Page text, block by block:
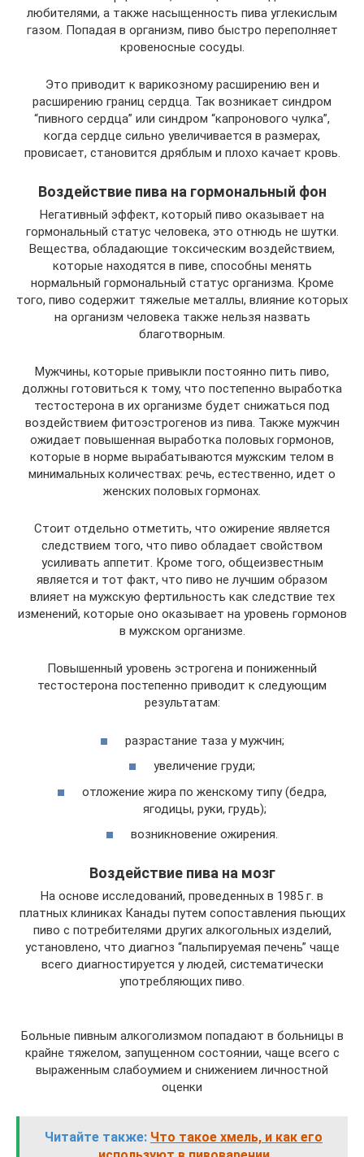
любителями, а также насыщенность пива углекислым
газом. Попадая в организм, пиво быстро переполняет
кровеносные сосуды.
Это приводит к варикозному расширению вен и
расширению границ сердца. Так возникает синдром
“пивного сердца” или синдром “капронового чулка”,
когда сердце сильно увеличивается в размерах,
провисает, становится дряблым и плохо качает кровь.
Воздействие пива на гормональный фон
Негативный эффект, который пиво оказывает на
гормональный статус человека, это отнюдь не шутки.
Вещества, обладающие токсическим воздействием,
которые находятся в пиве, способны менять
нормальный гормональный статус организма. Кроме
того, пиво содержит тяжелые металлы, влияние которых
на организм человека также нельзя назвать
благотворным.
Мужчины, которые привыкли постоянно пить пиво,
должны готовиться к тому, что постепенно выработка
тестостерона в их организме будет снижаться под
воздействием фитоэстрогенов из пива. Также мужчин
ожидает повышенная выработка половых гормонов,
которые в норме вырабатываются мужским телом в
минимальных количествах: речь, естественно, идет о
женских половых гормонах.
Стоит отдельно отметить, что ожирение является
следствием того, что пиво обладает свойством
усиливать аппетит. Кроме того, общеизвестным
является и тот факт, что пиво не лучшим образом
влияет на мужскую фертильность как следствие тех
изменений, которые оно оказывает на уровень гормонов
в мужском организме.
Повышенный уровень эстрогена и пониженный
тестостерона постепенно приводит к следующим
результатам:
разрастание таза у мужчин;
увеличение груди;
отложение жира по женскому типу (бедра,
ягодицы, руки, грудь);
возникновение ожирения.
Воздействие пива на мозг
На основе исследований, проведенных в 1985 г. в
платных клиниках Канады путем сопоставления пьющих
пиво с потребителями других алкогольных изделий,
установлено, что диагноз “пальпируемая печень” чаще
всего диагностируется у людей, систематически
употребляющих пиво.
Больные пивным алкоголизмом попадают в больницы в
крайне тяжелом, запущенном состоянии, чаще всего с
выраженным слабоумием и снижением личностной
оценки
Читайте также: Что такое хмель, и как его